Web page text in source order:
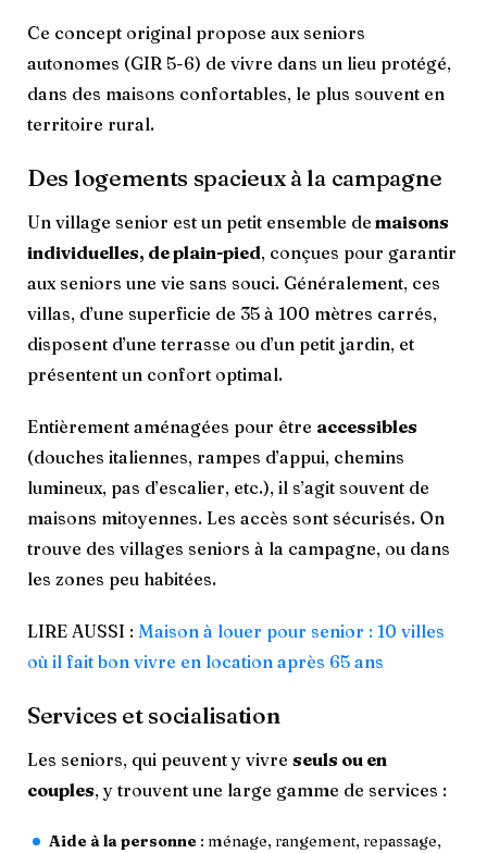
Ce concept original propose aux seniors
autonomes (GIR 5-6) de vivre dans un lieu protégé,
dans des maisons confortables, le plus souvent en
territoire rural.
Des logements spacieux à la campagne
Un village senior est un petit ensemble de maisons
individuelles, de plain-pied, conçues pour garantir
aux seniors une vie sans souci. Généralement, ces
villas, d’une superficie de 35 à 100 mètres carrés,
disposent d’une terrasse ou d’un petit jardin, et
présentent un confort optimal.
Entièrement aménagées pour être accessibles
(douches italiennes, rampes d’appui, chemins
lumineux, pas d’escalier, etc.), il s’agit souvent de
maisons mitoyennes. Les accès sont sécurisés. On
trouve des villages seniors à la campagne, ou dans
les zones peu habitées.
LIRE AUSSI : Maison à louer pour senior : 10 villes
où il fait bon vivre en location après 65 ans
Services et socialisation
Les seniors, qui peuvent y vivre seuls ou en
couples, y trouvent une large gamme de services :
Aide à la personne : ménage, rangement, repassage,